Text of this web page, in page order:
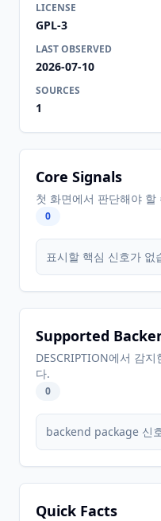
LICENSE
GPL-3
LAST OBSERVED
2026-07-10
SOURCES
1
Core Signals
첫 화면에서 판단해야
0
표시할 핵심 신호가 없
Supported
DESCRIPTION에서 감
다.
0
backend package 신
Quick Facts